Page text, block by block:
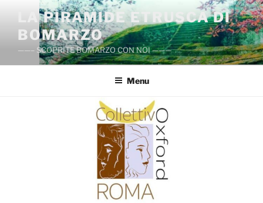
contenuto
LA PIRAMIDE ETRUSCA DI
BOMARZO
——– SCOPRITE BOMARZO CON NOI ———
Menu